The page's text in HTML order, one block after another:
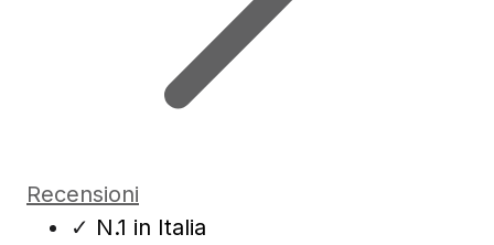
Recensioni
✓ N.1 in Italia